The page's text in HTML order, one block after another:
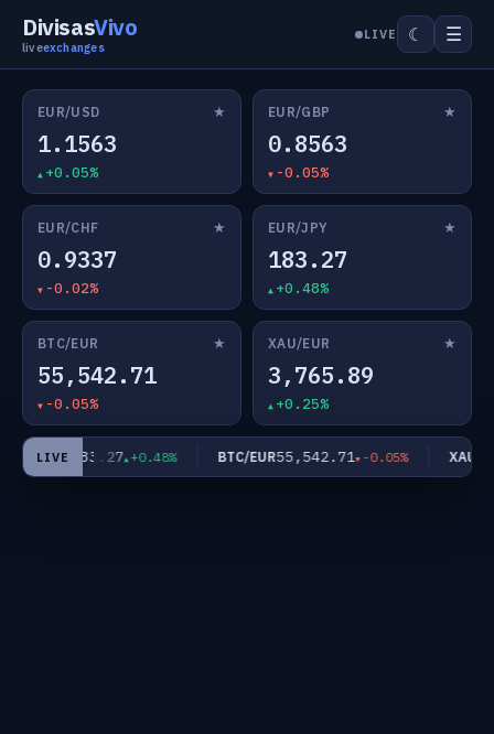
DivisasVivo
liveexchanges
LIVE ☾ ☰
EUR/USD ★
1.1563
+0.05%
EUR/GBP ★
0.8563
-0.05%
EUR/CHF ★
0.9337
-0.02%
EUR/JPY ★
183.27
+0.48%
BTC/EUR ★
55,542.71
-0.05%
XAU/EUR ★
3,765.89
+0.25%
LIVE
EUR/JPY183.27 +0.48% BTC/EUR55,542.71 -0.05% XAU/